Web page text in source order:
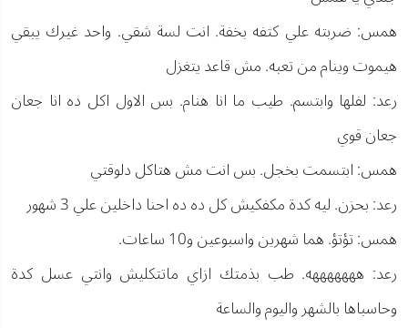
همس: ضربته علي كتفه بخفة. انت لسة شقي. واحد غيرك يبقي
هيموت وينام من تعبه. مش قاعد يتغزل
رعد: لفلها وابتسم. طيب ما انا هنام. بس الاول اكل ده انا جعان
جعان قوي
همس: ابتسمت بخجل. بس انت مش هتاكل دلوقتي
رعد: بحزن. ليه كدة مكفكيش كل ده ده احنا داخلين علي 3 شهور
همس: تؤتؤ. هما شهرين واسبوعين و10 ساعات.
رعد: هههههههه. طب بذمتك ازاي ماتتكليش وانتي عسل كدة
وحاسباها بالشهر واليوم والساعة